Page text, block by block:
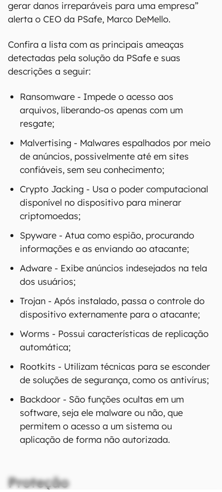
gerar danos irreparáveis para uma empresa”
alerta o CEO da PSafe, Marco DeMello.
Confira a lista com as principais ameaças
detectadas pela solução da PSafe e suas
descrições a seguir:
Ransomware - Impede o acesso aos
arquivos, liberando-os apenas com um
resgate;
Malvertising - Malwares espalhados por meio
de anúncios, possivelmente até em sites
confiáveis, sem seu conhecimento;
Crypto Jacking - Usa o poder computacional
disponível no dispositivo para minerar
criptomoedas;
Spyware - Atua como espião, procurando
informações e as enviando ao atacante;
Adware - Exibe anúncios indesejados na tela
dos usuários;
Trojan - Após instalado, passa o controle do
dispositivo externamente para o atacante;
Worms - Possui características de replicação
automática;
Rootkits - Utilizam técnicas para se esconder
de soluções de segurança, como os antivírus;
Backdoor - São funções ocultas em um
software, seja ele malware ou não, que
permitem o acesso a um sistema ou
aplicação de forma não autorizada.
Proteção